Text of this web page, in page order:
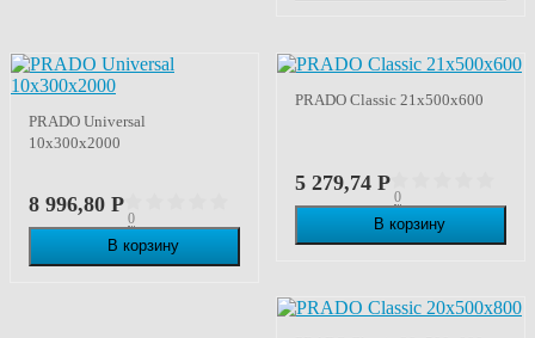
PRADO Universal
10х300х2000
8 996,80 Р
0
В корзину
PRADO Classic 21х500х600
5 279,74 Р
0
В корзину